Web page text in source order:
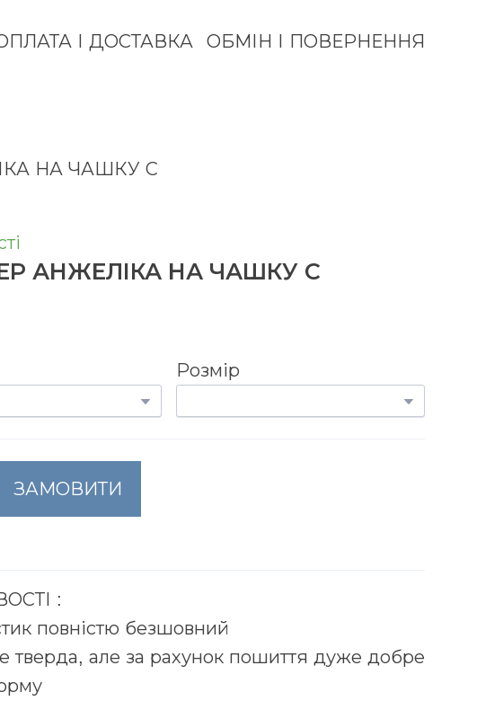
І ДОСТАВКА ОБМІН І ПОВЕРНЕННЯ
НА ЧАШКУ С
АНЖЕЛІКА НА ЧАШКУ С
Розмір
ЗАМОВИТИ
:
повністю безшовний
тверда, але за рахунок пошиття дуже добре